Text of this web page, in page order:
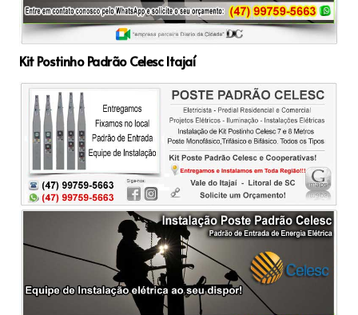
Kit Postinho Padrão Celesc Itajaí